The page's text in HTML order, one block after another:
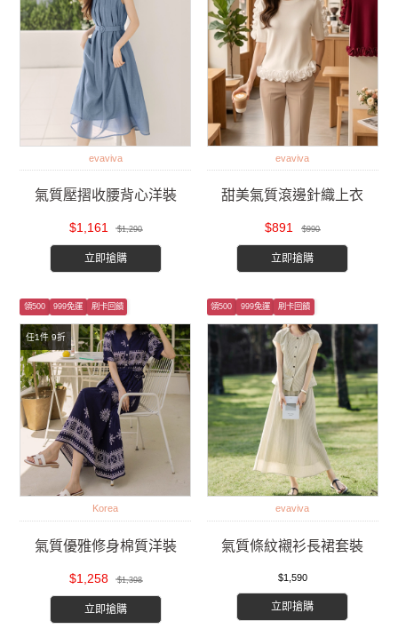
evaviva
氣質壓摺收腰背心洋裝
$1,161 $1,290
立即搶購
evaviva
甜美氣質滾邊針織上衣
$891 $990
立即搶購
任1件 9折
領500 999免運 刷卡回饋
Korea
氣質優雅修身棉質洋裝
$1,258 $1,398
立即搶購
領500 999免運 刷卡回饋
evaviva
氣質條紋襯衫長裙套裝
$1,590
立即搶購